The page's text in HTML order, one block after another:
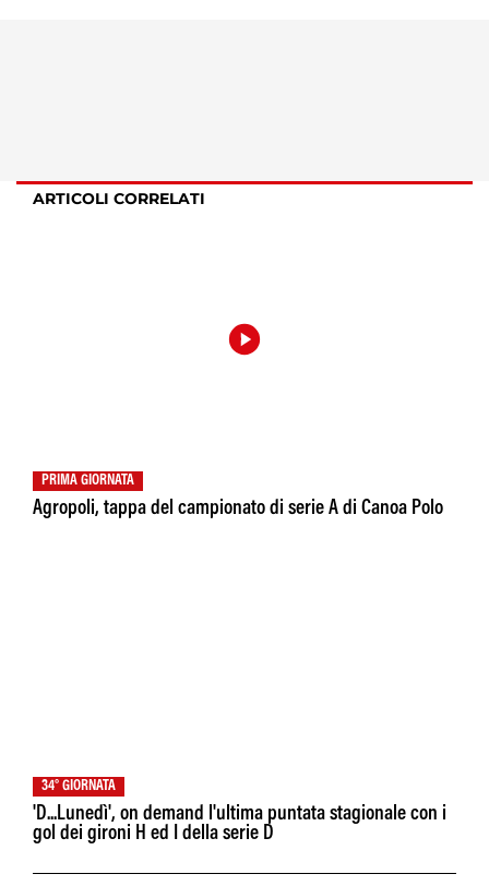
ARTICOLI CORRELATI
PRIMA GIORNATA
Agropoli, tappa del campionato di serie A di Canoa Polo
34° GIORNATA
'D...Lunedì', on demand l'ultima puntata stagionale con i
gol dei gironi H ed I della serie D